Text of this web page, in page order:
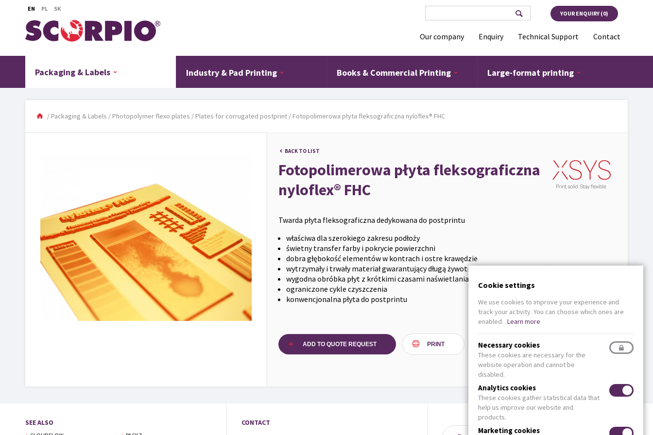
EN PL SK
YOUR ENQUIRY (0)
Our company Enquiry Technical Support Contact
Packaging & Labels Industry & Pad Printing Books & Commercial Printing Large-format printing
/ Packaging & Labels / Photopolymer flexo plates / Plates for corrugated postprint / Fotopolimerowa płyta fleksograficzna nyloflex® FHC
BACK TO LIST
Fotopolimerowa płyta fleksograficzna
nyloflex® FHC
Twarda płyta fleksograficzna dedykowana do postprintu
właściwa dla szerokiego zakresu podłoży
świetny transfer farby i pokrycie powierzchni
dobra głębokość elementów w kontrach i ostre krawędzie
wytrzymały i trwały materiał gwarantujący długą żywotność i wysoką stabilność druku
wygodna obróbka płyt z krótkimi czasami naświetlania
ograniczone cykle czyszczenia
konwencjonalna płyta do postprintu
ADD TO QUOTE REQUEST PRINT
SEE ALSO CONTACT
Cookie settings
We use cookies to improve your experience and
track your activity. You can choose which ones are
enabled. Learn more
Necessary cookies
These cookies are necessary for the
website operation and cannot be
disabled.
Analytics cookies
These cookies gather statistical data that
help us improve our website and
products.
Marketing cookies